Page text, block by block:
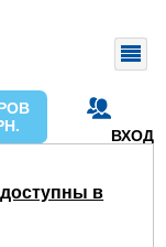
ВХОД
в